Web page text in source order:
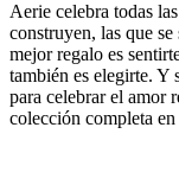
Aerie celebra todas
construyen, las que
mejor regalo es
también es elegirte.
para celebrar el amor
colección completa